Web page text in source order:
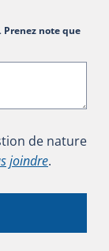
Prenez note que
de nature
joindre.